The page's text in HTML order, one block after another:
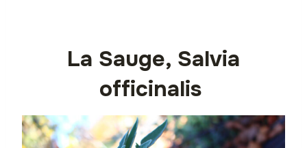
La Sauge, Salvia
officinalis